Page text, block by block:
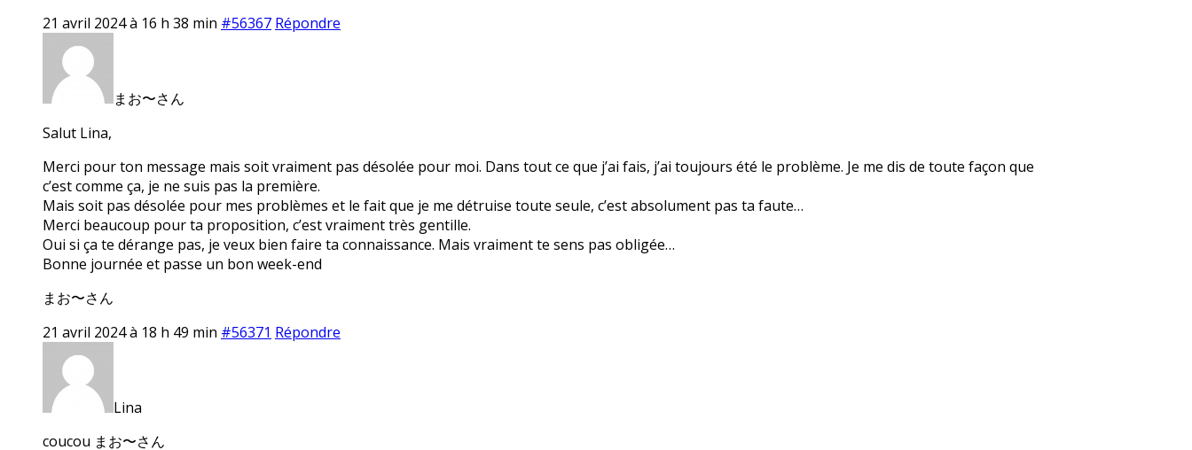
21 avril 2024 à 16 h 38 min #56367 Répondre
まお〜さん
Salut Lina,
Merci pour ton message mais soit vraiment pas désolée pour moi. Dans tout ce que j’ai fais, j’ai toujours été le problème. Je me dis de toute façon que
c’est comme ça, je ne suis pas la première.
Mais soit pas désolée pour mes problèmes et le fait que je me détruise toute seule, c’est absolument pas ta faute…
Merci beaucoup pour ta proposition, c’est vraiment très gentille.
Oui si ça te dérange pas, je veux bien faire ta connaissance. Mais vraiment te sens pas obligée…
Bonne journée et passe un bon week-end
まお〜さん
21 avril 2024 à 18 h 49 min #56371 Répondre
Lina
coucou まお〜さん